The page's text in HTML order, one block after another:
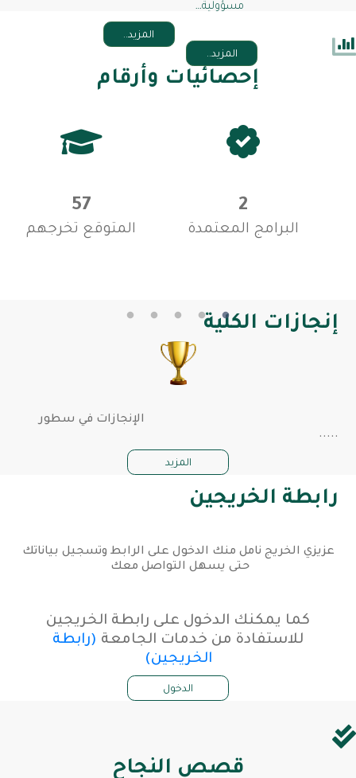
مسؤولية…
المزيد..
المزيد..
إحصائيات وأرقام
57
المتوقع تخرجهم البرامج المعتمدة
إنجازات الكلية
الإنجازات في سطور
.....
المزيد
رابطة الخريجين
عزيزي الخريج نامل منك الدخول على الرابط وتسجيل بياناتك
حتى يسهل التواصل معك
كما يمكنك الدخول على رابطة الخريجين
للاستفادة من خدمات الجامعة(رابطة
الخريجين)
الدخول
قصص النجاح